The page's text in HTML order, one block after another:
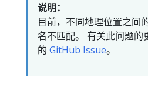
说明：
目前，不同地理位置之间
名不匹配。 有关此问题的
的 GitHub Issue。